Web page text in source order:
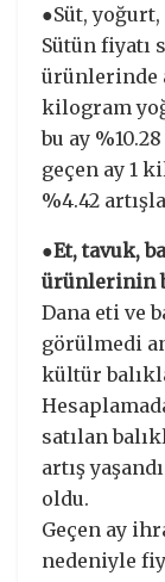
●Süt,
Sütün fiyatı
ürünlerinde
kilogram
bu ay
geçen ay 1
%4.42
●Et, tavuk,
ürünlerinin
Dana eti ve
görülmedi
kültür
satılan
artış
oldu.
Geçen ay
nedeniyle